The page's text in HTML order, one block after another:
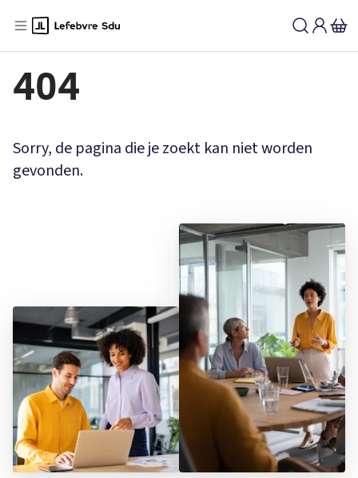
404
Sorry, de pagina die je zoekt kan niet worden
gevonden.